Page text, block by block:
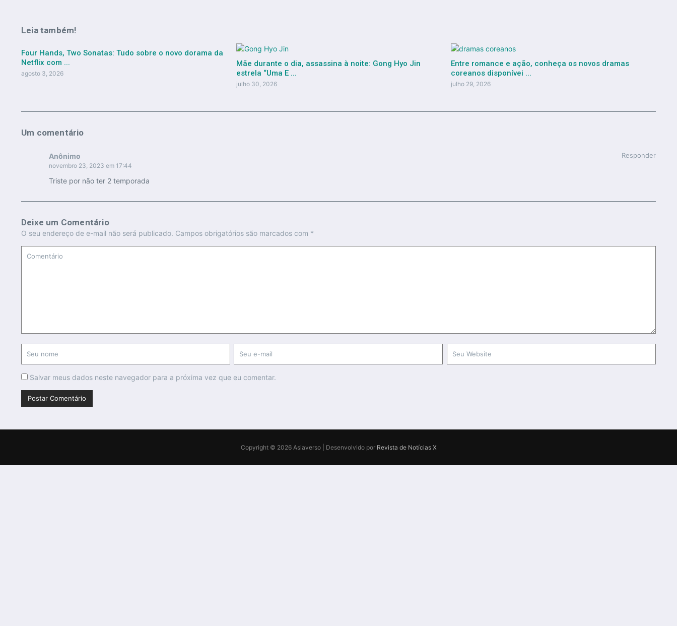
Leia também!
Four Hands, Two Sonatas: Tudo sobre o novo dorama da
Netflix com ...
agosto 3, 2026
Mãe durante o dia, assassina à noite: Gong Hyo Jin
estrela “Uma E ...
julho 30, 2026
Entre romance e ação, conheça os novos dramas
coreanos disponívei ...
julho 29, 2026
Um comentário
Anônimo
novembro 23, 2023 em 17:44
Responder
Triste por não ter 2 temporada
Deixe um Comentário
O seu endereço de e-mail não será publicado. Campos obrigatórios são marcados com *
Salvar meus dados neste navegador para a próxima vez que eu comentar.
Copyright © 2026 Asiaverso | Desenvolvido por Revista de Notícias X